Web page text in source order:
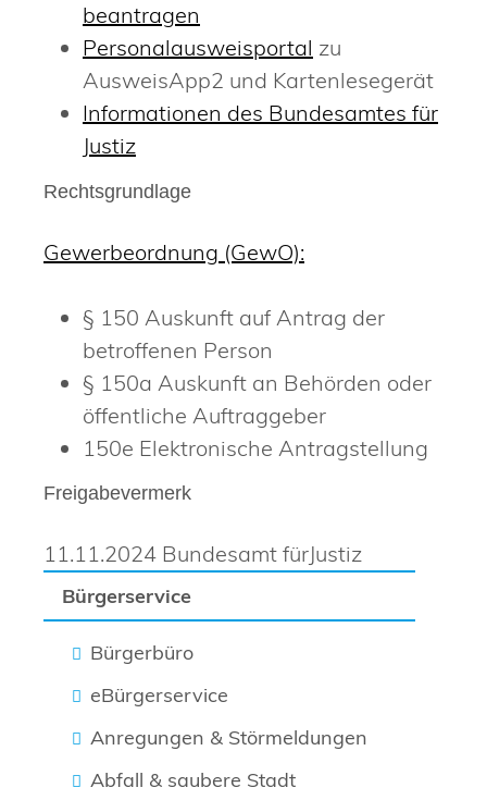
Bürgerservice
Bürgerbüro
eBürgerservice
Anregungen & Störmeldungen
Abfall & saubere Stadt
beantragen
Personalausweisportal zu
AusweisApp2 und Kartenlesegerät
Informationen des Bundesamtes für
Justiz
Rechtsgrundlage
Gewerbeordnung (GewO):
§ 150 Auskunft auf Antrag der
betroffenen Person
§ 150a Auskunft an Behörden oder
öffentliche Auftraggeber
150e Elektronische Antragstellung
Freigabevermerk
11.11.2024 Bundesamt fürJustiz